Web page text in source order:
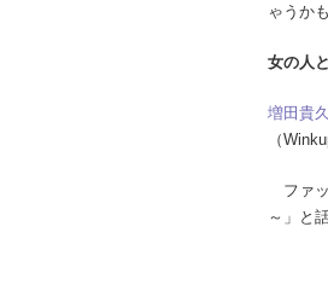
ゃうか
女の人
増田貴久
（
ファッ
～」と